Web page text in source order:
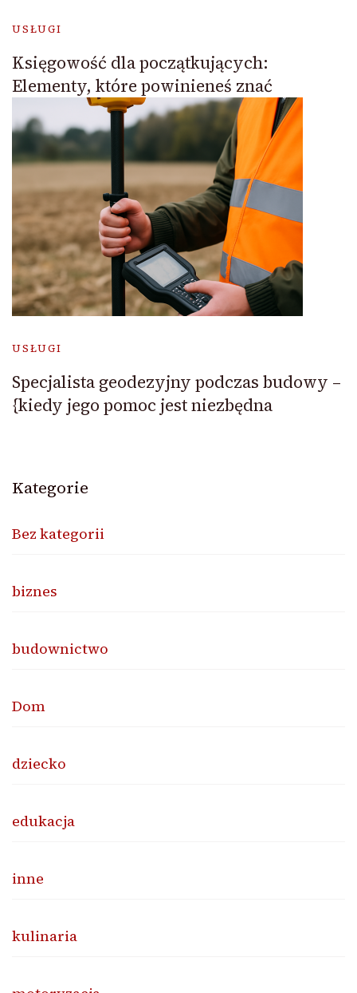
USŁUGI
Księgowość dla początkujących:
Elementy, które powinieneś znać
USŁUGI
Specjalista geodezyjny podczas budowy –
{kiedy jego pomoc jest niezbędna
Kategorie
Bez kategorii
biznes
budownictwo
Dom
dziecko
edukacja
inne
kulinaria